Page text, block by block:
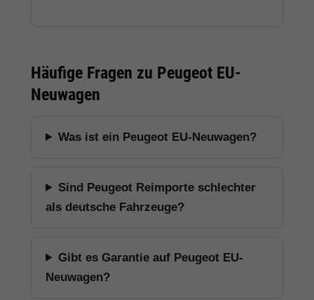
Häufige Fragen zu Peugeot EU-
Neuwagen
Was ist ein Peugeot EU-Neuwagen?
Sind Peugeot Reimporte schlechter
als deutsche Fahrzeuge?
Gibt es Garantie auf Peugeot EU-
Neuwagen?